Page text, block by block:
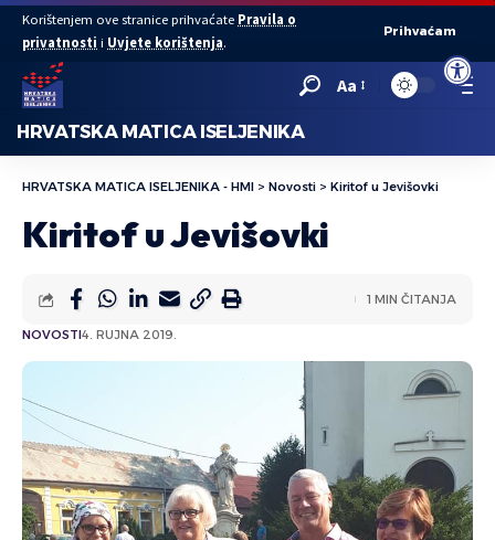
Open
Korištenjem ove stranice prihvaćate Pravila o
privatnosti i Uvjete korištenja.
Prihvaćam
Aa
HRVATSKA MATICA ISELJENIKA
HRVATSKA MATICA ISELJENIKA - HMI > Novosti > Kiritof u Jevišovki
Kiritof u Jevišovki
NOVOSTI4. RUJNA 2019.
1 MIN ČITANJA